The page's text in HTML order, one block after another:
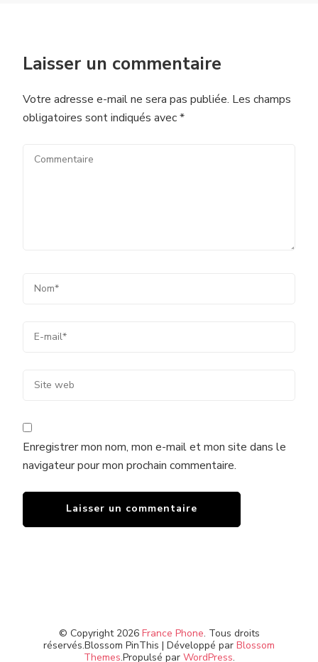
Laisser un commentaire
Votre adresse e-mail ne sera pas publiée. Les champs
obligatoires sont indiqués avec*
Enregistrer mon nom, mon e-mail et mon site dans le
navigateur pour mon prochain commentaire.
© Copyright 2026 France Phone. Tous droits
réservés.Blossom PinThis | Développé par Blossom
Themes.Propulsé par WordPress.